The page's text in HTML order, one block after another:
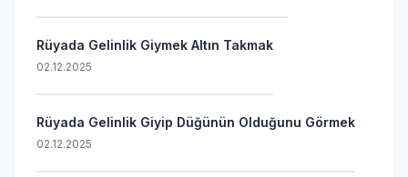
Rüyada Gelinlik Giymek Altın Takmak
02.12.2025
Rüyada Gelinlik Giyip Düğünün Olduğunu Görmek
02.12.2025